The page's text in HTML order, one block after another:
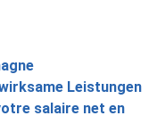
Leistungen
salaire net en